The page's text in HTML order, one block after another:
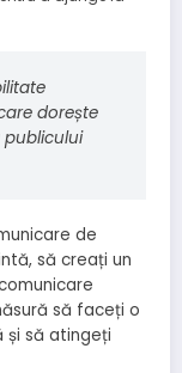
dorește
publicului
de
să creați un
să faceți o
și să atingeți